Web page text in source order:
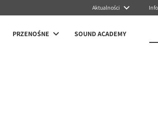
Aktualności
PRZENOŚNE SOUND ACADEMY